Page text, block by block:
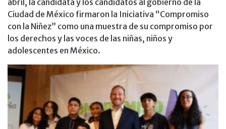
Ciudad de México firmaron la Iniciativa “Compromiso
con la Niñez” como una muestra de su compromiso por
los derechos y las voces de las niñas, niños y
adolescentes en México.